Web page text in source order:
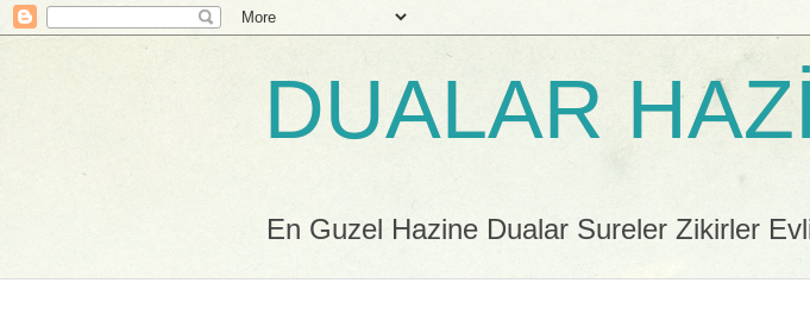
DUALAR
En Guzel Hazine Dualar Sureler Zikirler